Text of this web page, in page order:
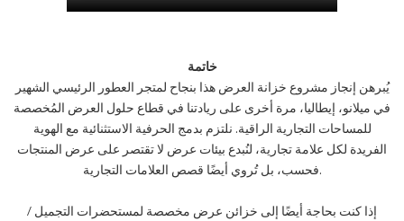
خاتمة
يُبرهن إنجاز مشروع خزانة العرض هذا بنجاح لمتجر العطور الرئيسي الشهير
في ميلانو، إيطاليا، مرة أخرى على ريادتنا في قطاع حلول العرض المُخصصة
للمساحات التجارية الراقية. نلتزم بدمج الحرفية الاستثنائية مع الهوية
الفريدة لكل علامة تجارية، لنُبدع بيئات عرض لا تقتصر على عرض المنتجات
فحسب، بل تُروي أيضًا قصص العلامات التجارية.
إذا كنت بحاجة أيضًا إلى خزائن عرض مخصصة لمستحضرات التجميل /